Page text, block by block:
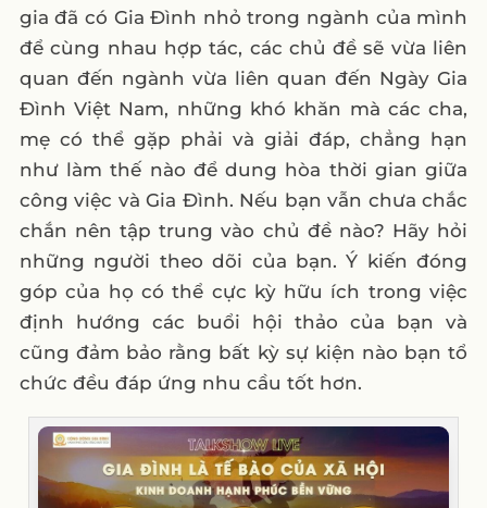
gia đã có Gia Đình nhỏ trong ngành của mình
để cùng nhau hợp tác, các chủ đề sẽ vừa liên
quan đến ngành vừa liên quan đến Ngày Gia
Đình Việt Nam, những khó khăn mà các cha,
mẹ có thể gặp phải và giải đáp, chẳng hạn
như làm thế nào để dung hòa thời gian giữa
công việc và Gia Đình. Nếu bạn vẫn chưa chắc
chắn nên tập trung vào chủ đề nào? Hãy hỏi
những người theo dõi của bạn. Ý kiến ​​đóng
góp của họ có thể cực kỳ hữu ích trong việc
định hướng các buổi hội thảo của bạn và
cũng đảm bảo rằng bất kỳ sự kiện nào bạn tổ
chức đều đáp ứng nhu cầu tốt hơn.